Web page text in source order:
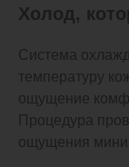
Холод,
Система
температуру
ощущение
Процедура
ощущения